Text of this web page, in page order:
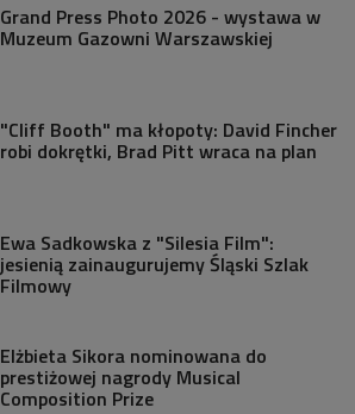
Grand Press Photo 2026 - wystawa w
Muzeum Gazowni Warszawskiej
"Cliff Booth" ma kłopoty: David Fincher
robi dokrętki, Brad Pitt wraca na plan
Ewa Sadkowska z "Silesia Film":
jesienią zainaugurujemy Śląski Szlak
Filmowy
Elżbieta Sikora nominowana do
prestiżowej nagrody Musical
Composition Prize